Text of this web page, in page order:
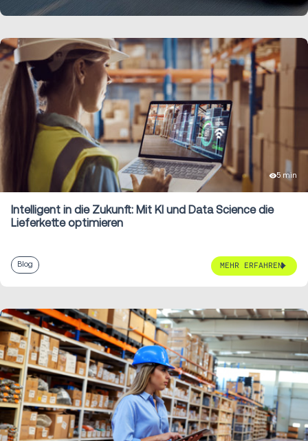
5 min
Intelligent in die Zukunft: Mit KI und Data Science die
Lieferkette optimieren
Blog MEHR ERFAHREN